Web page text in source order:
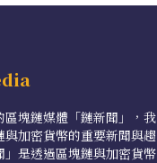
區塊鏈媒體「鏈新聞」，我
加密貨幣的重要新聞與趨
」是透過區塊鏈與加密貨幣